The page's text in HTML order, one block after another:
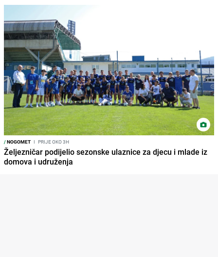
/NOGOMET I PRIJE OKO 3H
Željezničar podijelio sezonske ulaznice za djecu i mlade iz
domova i udruženja